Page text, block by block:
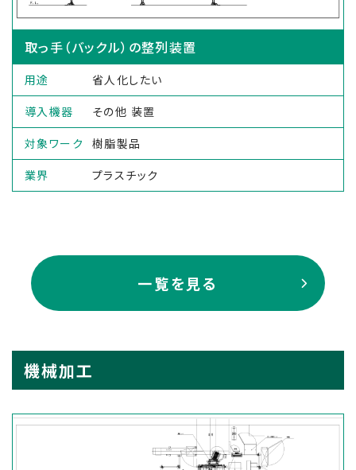
取っ手（バックル）の整列装置
用途
省人化したい
導入機器
その他 装置
対象ワーク
樹脂製品
業界
プラスチック
一覧を見る
機械加工